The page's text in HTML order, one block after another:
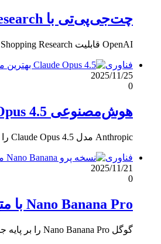
چت‌جی‌پی‌تی با Shopping Research وارد دنیای خرید شد
OpenAI قابلیت Shopping Research را به چت‌جی‌پی‌تی اضافه کرد؛ راهنمای خرید هوشمند با مقایسه و تحلیل محصولات.
فناوری
2025/11/25
0
هوش‌مصنوعی Claude Opus 4.5 بهترین مدل جهان برای کدنویسی شد
Anthropic مدل Claude Opus 4.5 را معرفی کرد؛ بهترین مدل برای کدنویسی، عامل‌های هوش مصنوعی و گفتگوهای بی‌پایان.
فناوری
2025/11/21
0
Nano Banana Pro با متن‌نگاری دقیق معرفی شد
گوگل Nano Banana Pro را بر پایه جمنای 3 معرفی کرد؛ تولید تصویر با متن‌های دقیق، چندزبانه و قابلیت ویرایش…